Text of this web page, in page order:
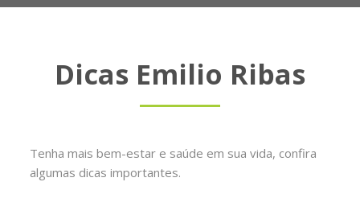
Dicas Emilio Ribas
Tenha mais bem-estar e saúde em sua vida, confira
algumas dicas importantes.